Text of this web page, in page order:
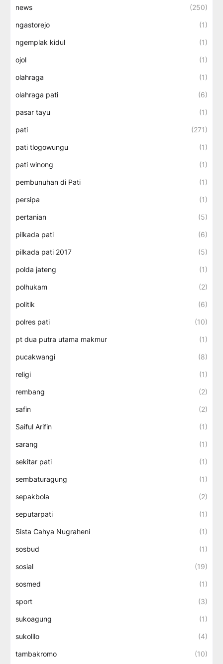
news (250)
ngastorejo (1)
ngemplak kidul (1)
ojol (1)
olahraga (1)
olahraga pati (6)
pasar tayu (1)
pati (271)
pati tlogowungu (1)
pati winong (1)
pembunuhan di Pati (1)
persipa (1)
pertanian (5)
pilkada pati (6)
pilkada pati 2017 (5)
polda jateng (1)
polhukam (2)
politik (6)
polres pati (10)
pt dua putra utama makmur (1)
pucakwangi (8)
religi (1)
rembang (2)
safin (2)
Saiful Arifin (1)
sarang (1)
sekitar pati (1)
sembaturagung (1)
sepakbola (2)
seputarpati (1)
Sista Cahya Nugraheni (1)
sosbud (1)
sosial (19)
sosmed (1)
sport (3)
sukoagung (1)
sukolilo (4)
tambakromo (10)